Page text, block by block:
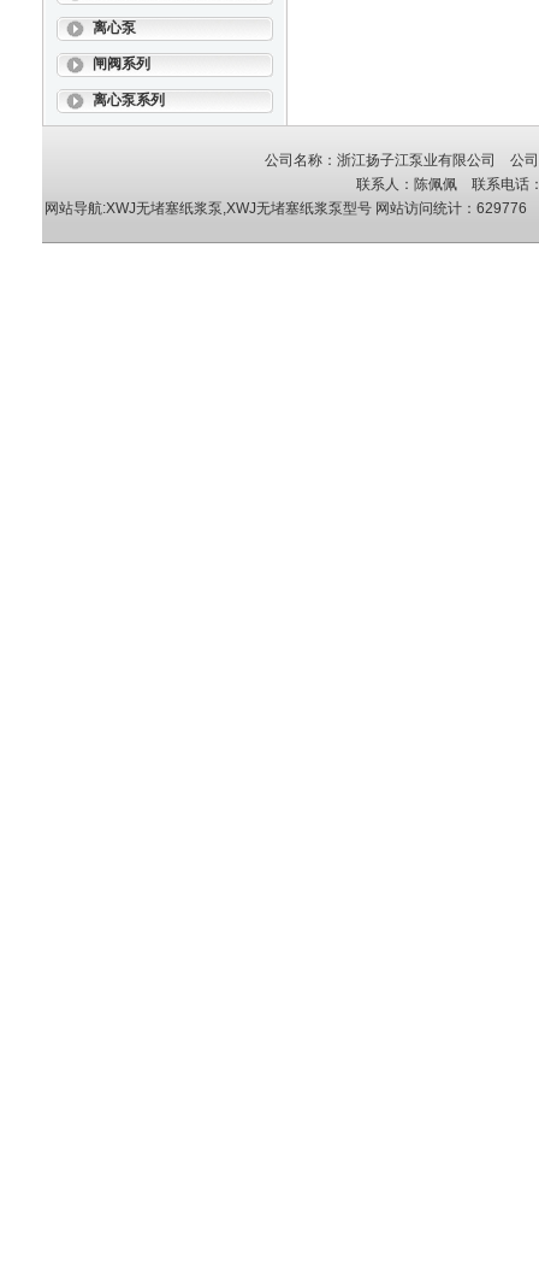
离心泵
闸阀系列
离心泵系列
公司名称：浙江扬子江泵业有限公司 公
联系人：陈佩佩 联系电话
网站导航:XWJ无堵塞纸浆泵,XWJ无堵塞纸浆泵型号 网站访问统计：